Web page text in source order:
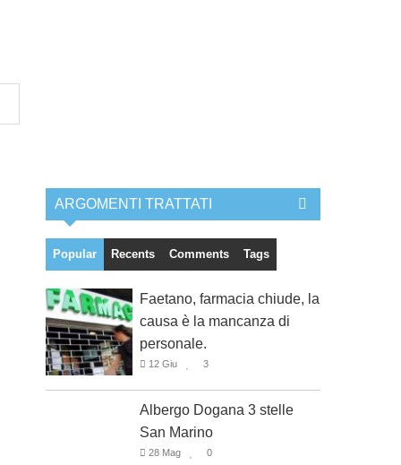
ARGOMENTI TRATTATI
Popular Recents Comments Tags
Faetano, farmacia chiude, la
causa è la mancanza di
personale.
12 Giu 3
Albergo Dogana 3 stelle
San Marino
28 Mag 0